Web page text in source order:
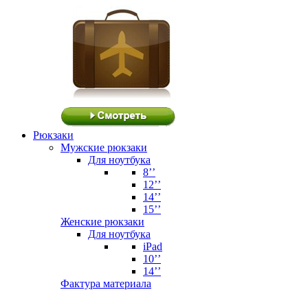
Рюкзаки
Мужские рюкзаки
Для ноутбука
8’’
12’’
14’’
15’’
Женские рюкзаки
Для ноутбука
iPad
10’’
14’’
Фактура материала